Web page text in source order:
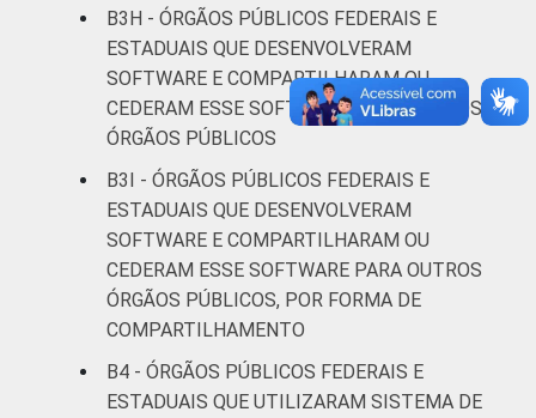
B3H - ÓRGÃOS PÚBLICOS FEDERAIS E
ESTADUAIS QUE DESENVOLVERAM
SOFTWARE E COMPARTILHARAM OU
CEDERAM ESSE SOFTWARE PARA OUTROS
ÓRGÃOS PÚBLICOS
B3I - ÓRGÃOS PÚBLICOS FEDERAIS E
ESTADUAIS QUE DESENVOLVERAM
SOFTWARE E COMPARTILHARAM OU
CEDERAM ESSE SOFTWARE PARA OUTROS
ÓRGÃOS PÚBLICOS, POR FORMA DE
COMPARTILHAMENTO
B4 - ÓRGÃOS PÚBLICOS FEDERAIS E
ESTADUAIS QUE UTILIZARAM SISTEMA DE